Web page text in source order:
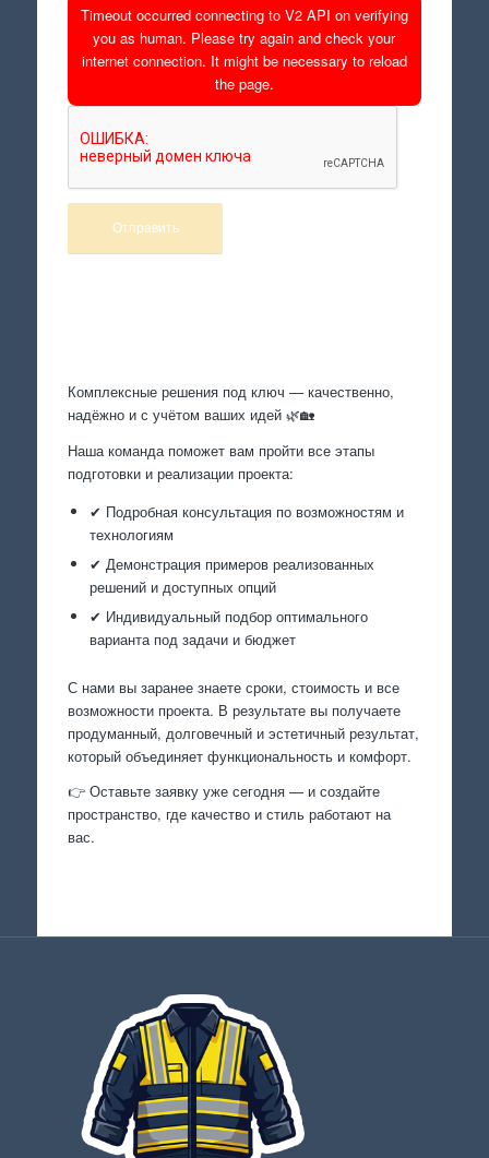
Timeout occurred connecting to V2 API on verifying
you as human. Please try again and check your
internet connection. It might be necessary to reload
the page.
Комплексные решения под ключ — качественно,
надёжно и с учётом ваших идей 🌿🏡
Наша команда поможет вам пройти все этапы
подготовки и реализации проекта:
✔ Подробная консультация по возможностям и
технологиям
✔ Демонстрация примеров реализованных
решений и доступных опций
✔ Индивидуальный подбор оптимального
варианта под задачи и бюджет
С нами вы заранее знаете сроки, стоимость и все
возможности проекта. В результате вы получаете
продуманный, долговечный и эстетичный результат,
который объединяет функциональность и комфорт.
👉 Оставьте заявку уже сегодня — и создайте
пространство, где качество и стиль работают на
вас.